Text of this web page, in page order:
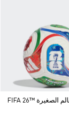
كرة كأس العالم الصغيرة FIFA 26™